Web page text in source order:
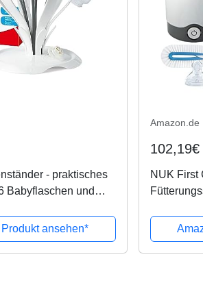
- praktisches
Babyflaschen und
ansehen*
Amazon.de
102,19€
NUK First
9...